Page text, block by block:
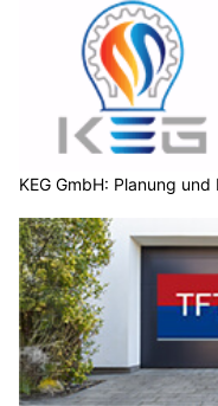
KEG GmbH: Planung